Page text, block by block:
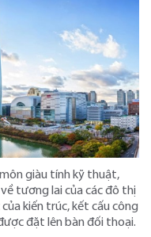
giàu tính kỹ thuật,
tương lai của các đô thị
kiến trúc, kết cấu công
đặt lên bàn đối thoại.